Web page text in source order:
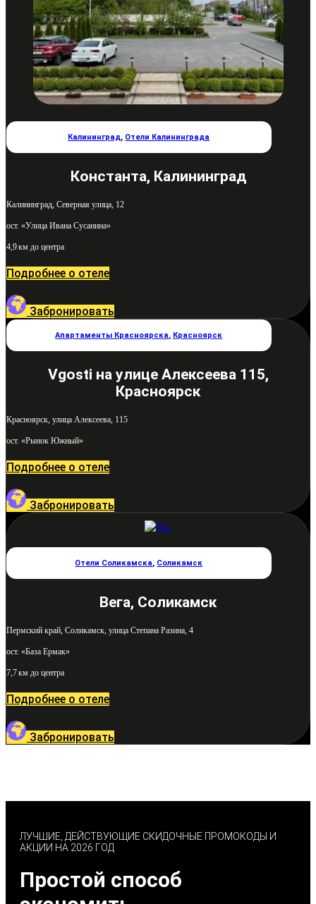
Калининград, Отели Калининграда
Константа, Калининград
Калининград, Северная улица, 12
ост. «Улица Ивана Сусанина»
4,9 км до центра
Подробнее о отеле
Забронировать
Апартаменты Красноярска, Красноярск
Vgosti на улице Алексеева 115,
Красноярск
Красноярск, улица Алексеева, 115
ост. «Рынок Южный»
Подробнее о отеле
Забронировать
Отели Соликамска, Соликамск
Вега, Соликамск
Пермский край, Соликамск, улица Степана Разина, 4
ост. «База Ермак»
7,7 км до центра
Подробнее о отеле
Забронировать
ЛУЧШИЕ, ДЕЙСТВУЮЩИЕ СКИДОЧНЫЕ ПРОМОКОДЫ И
АКЦИИ НА 2026 ГОД
Простой способ